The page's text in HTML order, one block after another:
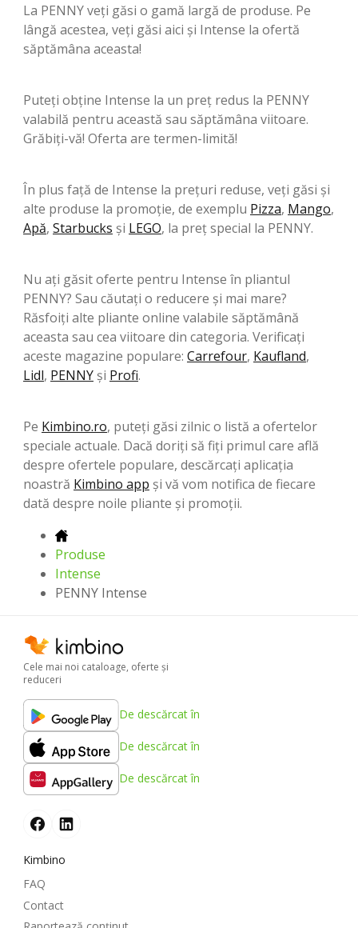
La PENNY veți găsi o gamă largă de produse. Pe
lângă acestea, veți găsi aici și Intense la ofertă
săptămâna aceasta!
Puteți obține Intense la un preț redus la PENNY
valabilă pentru această sau săptămâna viitoare.
Grăbiți-vă! Oferta are termen-limită!
În plus față de Intense la prețuri reduse, veți găsi și
alte produse la promoție, de exemplu Pizza, Mango,
Apă, Starbucks şi LEGO, la preț special la PENNY.
Nu ați găsit oferte pentru Intense în pliantul
PENNY? Sau căutați o reducere și mai mare?
Răsfoiți alte pliante online valabile săptămână
aceasta sau cea viitoare din categoria. Verificați
aceste magazine populare: Carrefour, Kaufland,
Lidl, PENNY şi Profi.
Pe Kimbino.ro, puteți găsi zilnic o listă a ofertelor
speciale actuale. Dacă doriți să fiți primul care află
despre ofertele populare, descărcați aplicația
noastră Kimbino app și vă vom notifica de fiecare
dată despre noile pliante și promoții.
Produse
Intense
PENNY Intense
Cele mai noi cataloage, oferte şi
reduceri
De descărcat în
De descărcat în
De descărcat în
Kimbino
FAQ
Contact